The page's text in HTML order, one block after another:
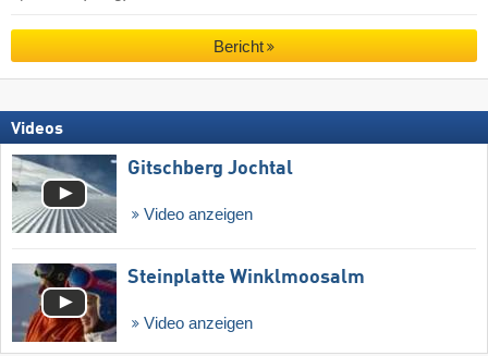
Bericht
Videos
Gitschberg Jochtal
Video anzeigen
Steinplatte Winklmoosalm
Video anzeigen